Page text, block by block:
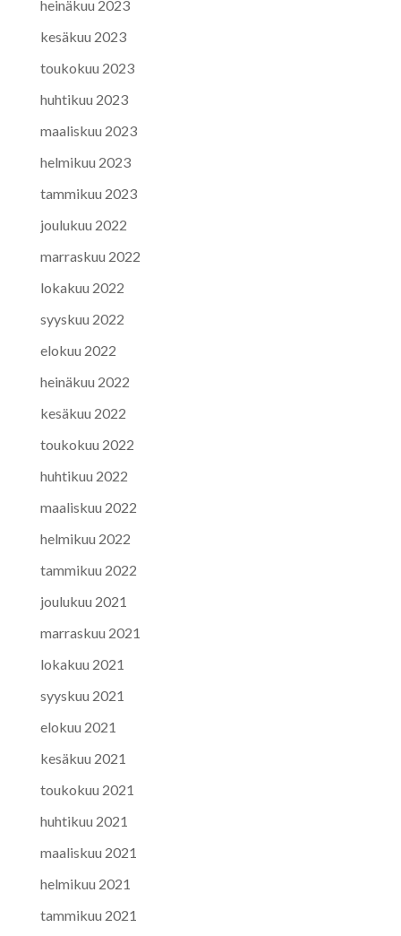
heinäkuu 2023
kesäkuu 2023
toukokuu 2023
huhtikuu 2023
maaliskuu 2023
helmikuu 2023
tammikuu 2023
joulukuu 2022
marraskuu 2022
lokakuu 2022
syyskuu 2022
elokuu 2022
heinäkuu 2022
kesäkuu 2022
toukokuu 2022
huhtikuu 2022
maaliskuu 2022
helmikuu 2022
tammikuu 2022
joulukuu 2021
marraskuu 2021
lokakuu 2021
syyskuu 2021
elokuu 2021
kesäkuu 2021
toukokuu 2021
huhtikuu 2021
maaliskuu 2021
helmikuu 2021
tammikuu 2021